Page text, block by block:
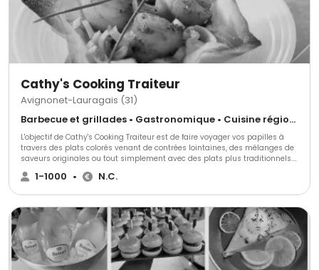
projet, remplissez le formulaire de contact afin que nous puissions
l'étudier et vous rendre une réponse dans les plus brefs délais.
Cathy's Cooking Traiteur
Avignonet-Lauragais (31)
Barbecue et grillades • Gastronomique • Cuisine régionale
L'objectif de Cathy's Cooking Traiteur est de faire voyager vos papilles à
travers des plats colorés venant de contrées lointaines, des mélanges de
saveurs originales ou tout simplement avec des plats plus traditionnels.
Vous l'avez rêvé Cathy's Cooking l'a réalisé. N'attendez plus pour demander
votre devis gratuit.
1-1000 • N.C.